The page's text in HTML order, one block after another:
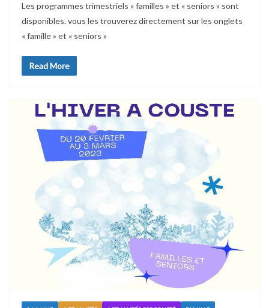
Les programmes trimestriels « familles » et « seniors » sont
disponibles. vous les trouverez directement sur les onglets
« famille » et « seniors »
Read More